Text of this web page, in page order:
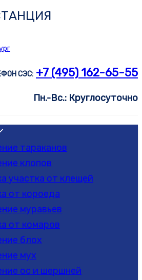
СЭС: +7 (495) 162-65-55
Пн.-Вс.: Круглосуточно
тараканов
клопов
участка от клещей
от короеда
муравьев
от комаров
блох
мух
ос и шершней